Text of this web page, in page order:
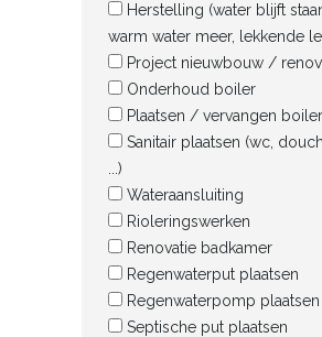
Herstelling (water blijft
warm water meer, lekkende
Project nieuwbouw /
Onderhoud boiler
Plaatsen / vervangen boiler
Sanitair plaatsen (wc,
...)
Wateraansluiting
Rioleringswerken
Renovatie badkamer
Regenwaterput plaatsen
Regenwaterpomp plaatsen
Septische put plaatsen